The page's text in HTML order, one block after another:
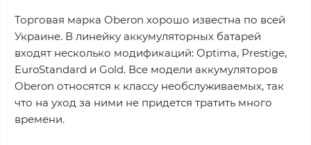
Торговая марка Oberon хорошо известна по всей
Украине. В линейку аккумуляторных батарей
входят несколько модификаций: Optima, Prestige,
EuroStandard и Gold. Все модели аккумуляторов
Oberon относятся к классу необслуживаемых, так
что на уход за ними не придется тратить много
времени.